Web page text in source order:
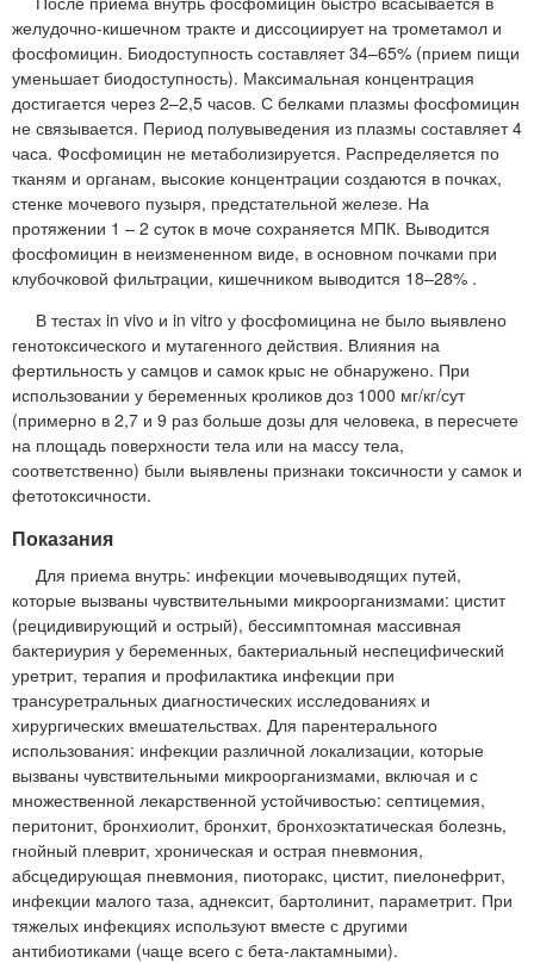
желудочно-кишечном тракте и диссоциирует на трометамол и
фосфомицин. Биодоступность составляет 34–65% (прием пищи
уменьшает биодоступность). Максимальная концентрация
достигается через 2–2,5 часов. С белками плазмы фосфомицин
не связывается. Период полувыведения из плазмы составляет 4
часа. Фосфомицин не метаболизируется. Распределяется по
тканям и органам, высокие концентрации создаются в почках,
стенке мочевого пузыря, предстательной железе. На
протяжении 1 – 2 суток в моче сохраняется МПК. Выводится
фосфомицин в неизмененном виде, в основном почками при
клубочковой фильтрации, кишечником выводится 18–28% .
В тестах in vivo и in vitro у фосфомицина не было выявлено
генотоксического и мутагенного действия. Влияния на
фертильность у самцов и самок крыс не обнаружено. При
использовании у беременных кроликов доз 1000 мг/кг/сут
(примерно в 2,7 и 9 раз больше дозы для человека, в пересчете
на площадь поверхности тела или на массу тела,
соответственно) были выявлены признаки токсичности у самок и
фетотоксичности.
Показания
Для приема внутрь: инфекции мочевыводящих путей,
которые вызваны чувствительными микроорганизмами: цистит
(рецидивирующий и острый), бессимптомная массивная
бактериурия у беременных, бактериальный неспецифический
уретрит, терапия и профилактика инфекции при
трансуретральных диагностических исследованиях и
хирургических вмешательствах. Для парентерального
использования: инфекции различной локализации, которые
вызваны чувствительными микроорганизмами, включая и с
множественной лекарственной устойчивостью: септицемия,
перитонит, бронхиолит, бронхит, бронхоэктатическая болезнь,
гнойный плеврит, хроническая и острая пневмония,
абсцедирующая пневмония, пиоторакс, цистит, пиелонефрит,
инфекции малого таза, аднексит, бартолинит, параметрит. При
тяжелых инфекциях используют вместе с другими
антибиотиками (чаще всего с бета-лактамными).